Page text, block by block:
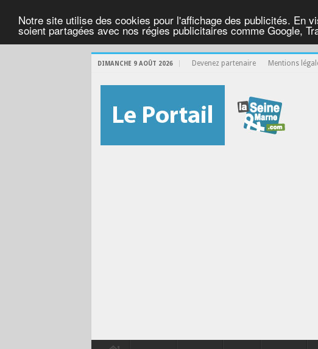
Notre site utilise des cookies pour l'affichage des publicités. En
soient partagées avec nos régies publicitaires comme Google,
DIMANCHE 9 AOÛT 2026 Devenez partenaire Mentions